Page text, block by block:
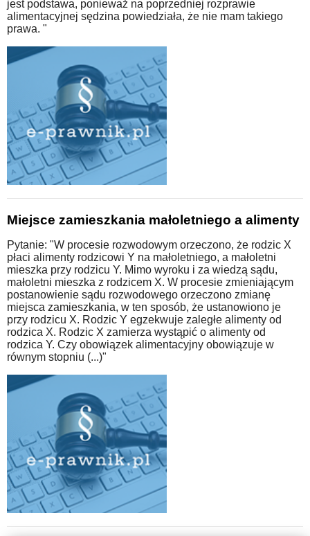
jest podstawa, ponieważ na poprzedniej rozprawie
alimentacyjnej sędzina powiedziała, że nie mam takiego
prawa. "
Miejsce zamieszkania małoletniego a alimenty
Pytanie: "W procesie rozwodowym orzeczono, że rodzic X
płaci alimenty rodzicowi Y na małoletniego, a małoletni
mieszka przy rodzicu Y. Mimo wyroku i za wiedzą sądu,
małoletni mieszka z rodzicem X. W procesie zmieniającym
postanowienie sądu rozwodowego orzeczono zmianę
miejsca zamieszkania, w ten sposób, że ustanowiono je
przy rodzicu X. Rodzic Y egzekwuje zaległe alimenty od
rodzica X. Rodzic X zamierza wystąpić o alimenty od
rodzica Y. Czy obowiązek alimentacyjny obowiązuje w
równym stopniu (...)"